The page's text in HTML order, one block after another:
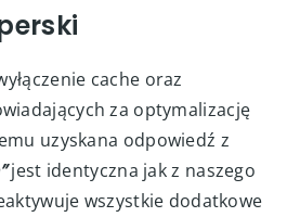
cache oraz
za optymalizację
uzyskana odpowiedź z
jest identyczna jak z naszego
wszystkie dodatkowe